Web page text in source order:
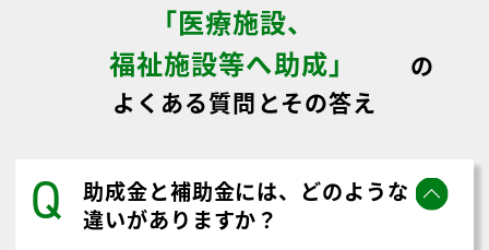
「医療施設、
福祉施設等へ助成」
の
よくある質問とその答え
Q
助成金と補助金には、どのような
違いがありますか？